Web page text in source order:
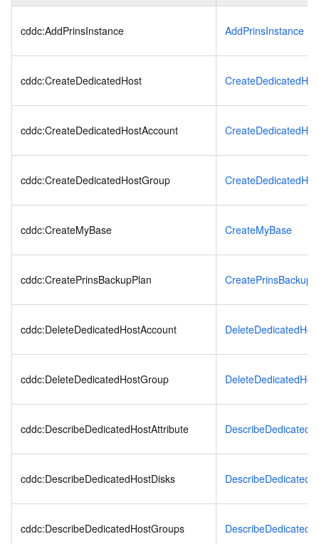
cddc:AddPrinsInstance AddPrinsInstance
cddc:CreateDedicatedHost
cddc:CreateDedicatedHostAccount
cddc:CreateDedicatedHostGroup
cddc:CreateMyBase CreateMyBase
cddc:CreatePrinsBackupPlan
cddc:DeleteDedicatedHostAccount
cddc:DeleteDedicatedHostGroup
cddc:DescribeDedicatedHostAttribute
cddc:DescribeDedicatedHostDisks
cddc:DescribeDedicatedHostGroups